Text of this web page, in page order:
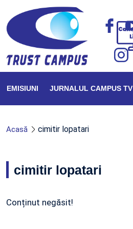
EMISIUNI JURNALUL CAMPUS TV
Acasă cimitir lopatari
cimitir lopatari
Conținut negăsit!